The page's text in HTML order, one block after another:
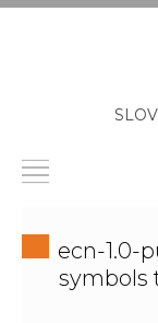
ecn-1.0-
symbols